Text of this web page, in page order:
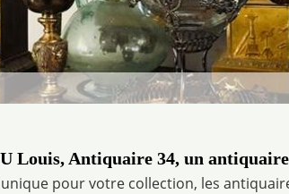
Louis, Antiquaire 34, un
pour votre collection, les